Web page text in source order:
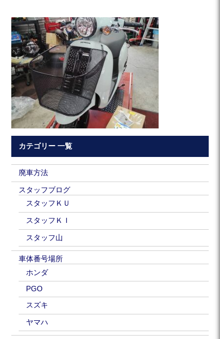
カテゴリー 一覧
廃車方法
スタッフブログ
スタッフＫＵ
スタッフＫＩ
スタッフ山
車体番号場所
ホンダ
PGO
スズキ
ヤマハ